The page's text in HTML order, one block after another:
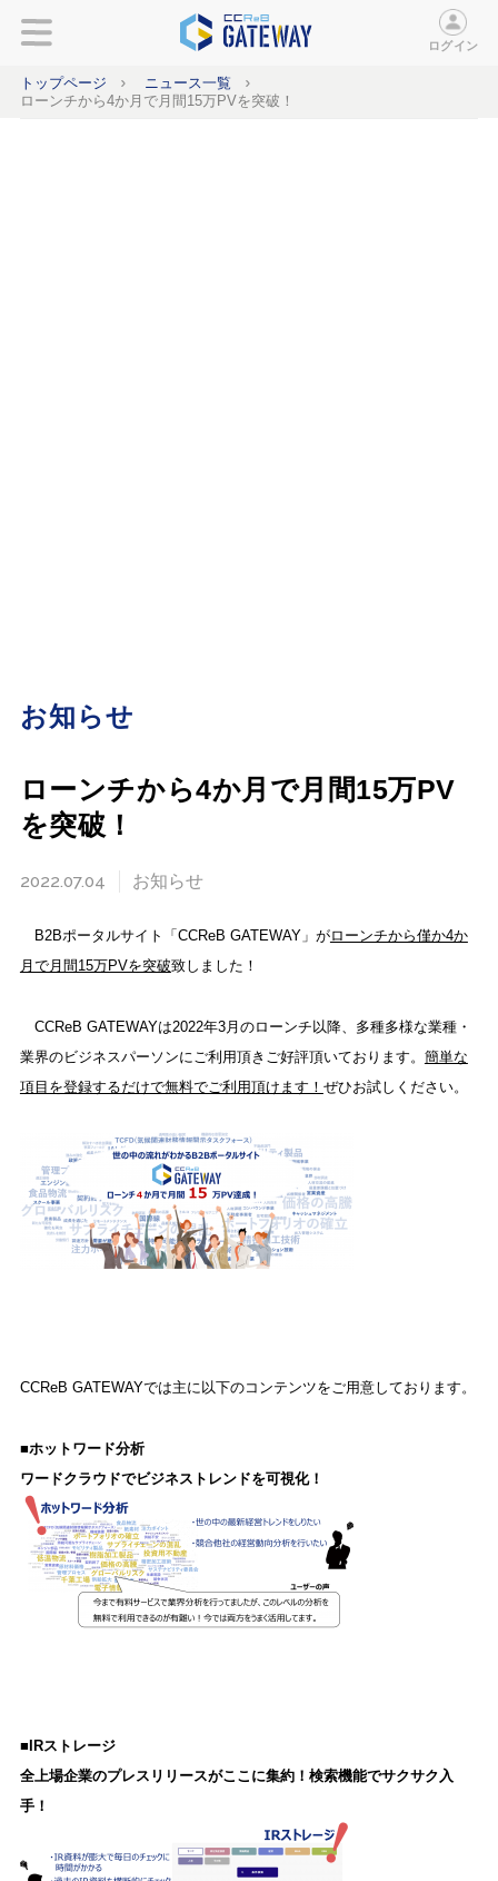
ログイン
トップページ
ニュース一覧
ローンチから4か月で月間15万PVを突破！
お知らせ
ローンチから4か月で月間15万PV
を突破！
2022.07.04 お知らせ
B2Bポータルサイト「CCReB GATEWAY」がローンチから僅か4か
月で月間15万PVを突破致しました！
CCReB GATEWAYは2022年3月のローンチ以降、多種多様な業種・
業界のビジネスパーソンにご利用頂きご好評頂いております。 簡単な
項目を登録するだけで無料でご利用頂けます！ ぜひお試しください。
CCReB GATEWAYでは主に以下のコンテンツをご用意しております。
■ホットワード分析
ワードクラウドでビジネストレンドを可視化！
■IRストレージ
全上場企業のプレスリリースがここに集約！検索機能でサクサク入
手！